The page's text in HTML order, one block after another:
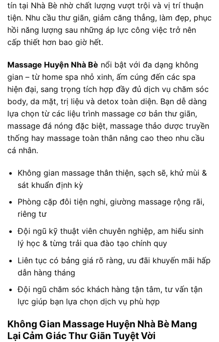
tín tại Nhà Bè nhờ chất lượng vượt trội và vị trí thuận
tiện. Nhu cầu thư giãn, giảm căng thẳng, làm đẹp, phục
hồi năng lượng sau những áp lực công việc trở nên
cấp thiết hơn bao giờ hết.
Massage Huyện Nhà Bè nổi bật với đa dạng không
gian – từ home spa nhỏ xinh, ấm cúng đến các spa
hiện đại, sang trọng tích hợp đầy đủ dịch vụ chăm sóc
body, da mặt, trị liệu và detox toàn diện. Bạn dễ dàng
lựa chọn từ các liệu trình massage cơ bản thư giãn,
massage đá nóng đặc biệt, massage thảo dược truyền
thống hay massage toàn thân nâng cao theo nhu cầu
cá nhân.
Không gian massage thân thiện, sạch sẽ, khử mùi &
sát khuẩn định kỳ
Phòng cặp đôi tiện nghi, giường massage rộng rãi,
riêng tư
Đội ngũ kỹ thuật viên chuyên nghiệp, am hiểu sinh
lý học & từng trải qua đào tạo chính quy
Liên tục có bảng giá rõ ràng, ưu đãi khuyến mãi hấp
dẫn hàng tháng
Đội ngũ chăm sóc khách hàng tận tâm, tư vấn tận
lực giúp bạn lựa chọn dịch vụ phù hợp
Không Gian Massage Huyện Nhà Bè Mang
Lại Cảm Giác Thư Giãn Tuyệt Vời